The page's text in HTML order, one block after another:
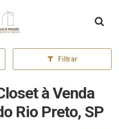
inicial
Filtrar
à Venda
Rio Preto, SP